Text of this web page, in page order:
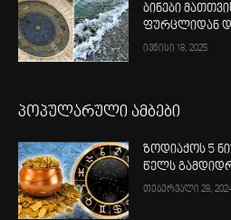
ბინები
ფურცლიდან
ივნისი 18, 2025
პოპულარული ამბები
ზოდიაქოს 5
წელს
თებერვალი 28,